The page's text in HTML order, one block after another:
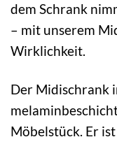
dem Schrank
– mit unserem
Wirklichkeit.
Der Midischrank
Möbelstück. Er